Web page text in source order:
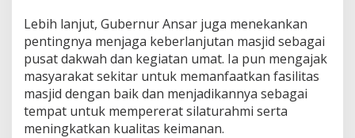
M
u
h
a
j
r
i
n
Lebih lanjut, Gubernur Ansar juga menekankan
pentingnya menjaga keberlanjutan masjid sebagai
pusat dakwah dan kegiatan umat. Ia pun mengajak
masyarakat sekitar untuk memanfaatkan fasilitas
masjid dengan baik dan menjadikannya sebagai
tempat untuk mempererat silaturahmi serta
meningkatkan kualitas keimanan.